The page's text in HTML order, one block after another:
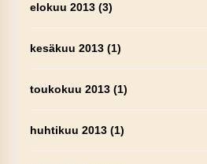
elokuu 2013(3)
kesäkuu 2013(1)
toukokuu 2013(1)
huhtikuu 2013(1)